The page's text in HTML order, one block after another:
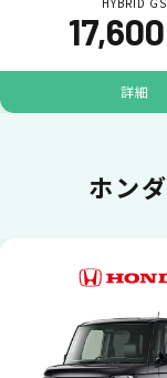
いままで
一括（一回
17,600
詳細
ホン